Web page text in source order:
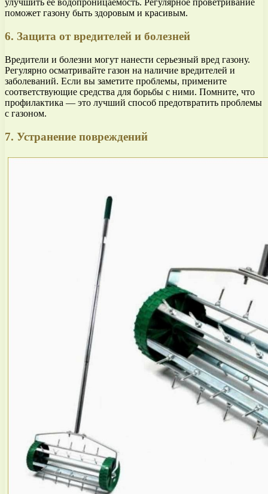
улучшить ее водопроницаемость. Регулярное проветривание
поможет газону быть здоровым и красивым.
6. Защита от вредителей и болезней
Вредители и болезни могут нанести серьезный вред газону.
Регулярно осматривайте газон на наличие вредителей и
заболеваний. Если вы заметите проблемы, примените
соответствующие средства для борьбы с ними. Помните, что
профилактика — это лучший способ предотвратить проблемы
с газоном.
7. Устранение повреждений